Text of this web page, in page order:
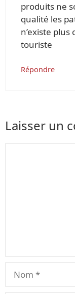
produits ne
qualité les
n’existe plus
touriste
Répondre
Laisser un